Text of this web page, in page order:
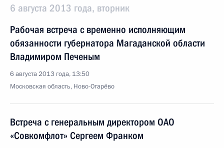
6 августа 2013 года, вторник
Рабочая встреча с временно исполняющим
обязанности губернатора Магаданской области
Владимиром Печеным
6 августа 2013 года, 13:50
Московская область, Ново-Огарёво
Встреча с генеральным директором ОАО
«Совкомфлот» Сергеем Франком